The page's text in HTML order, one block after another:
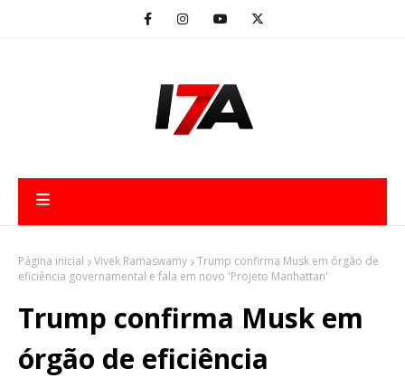
Página inicial Vivek Ramaswamy
Trump confirma Musk em órgão de
eficiência governamental e fala em novo 'Projeto Manhattan'
Trump confirma Musk em
órgão de eficiência